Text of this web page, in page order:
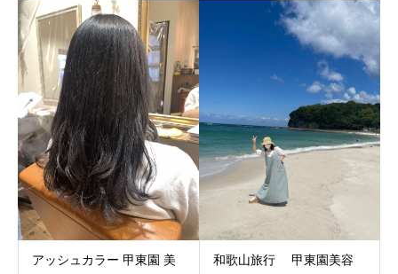
アッシュカラー 甲東園 美
和歌山旅行 甲東園美容